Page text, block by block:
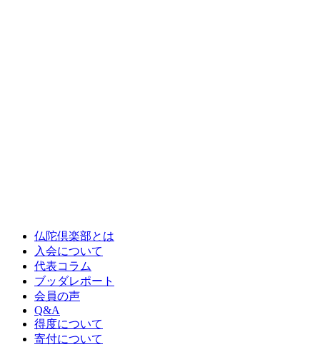
仏陀倶楽部とは
入会について
代表コラム
ブッダレポート
会員の声
Q&A
得度について
寄付について